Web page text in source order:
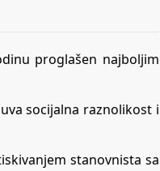
proglašen najboljim
socijalna raznolikost i
stanovnista sa